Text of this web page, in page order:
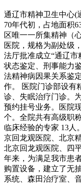
通辽市精神卫生中心(
70年代初，占地面积
区唯一一所集精神（
医院，规格为副处级
法厅批准成立“通辽
状态鉴定、刑事能力
法精神病因果关系鉴
作。 医院门诊部设有
诊、失眠治疗门诊。
预约挂号业务。医院
个。全院共有高级职
临床经验的专家 13人
京回龙观医院、北京
北京回龙观医院、四
年来，为满足我市患
购置设备，建立了无
系统、森田治疗室、